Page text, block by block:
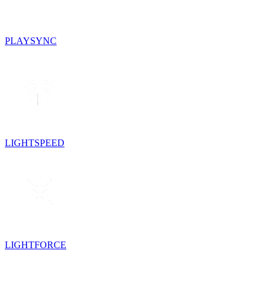
PLAYSYNC
LIGHTSPEED
LIGHTFORCE